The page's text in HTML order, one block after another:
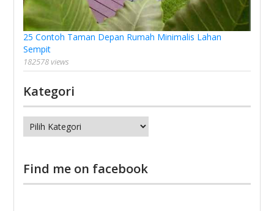
25 Contoh Taman Depan Rumah Minimalis Lahan
Sempit
182578 views
Kategori
Kategori
Find me on facebook